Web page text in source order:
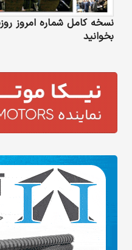
نسخه کامل شماره امروز
بخوانید